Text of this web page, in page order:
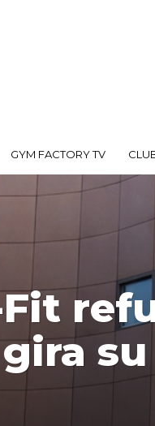
GYM FACTORY TV